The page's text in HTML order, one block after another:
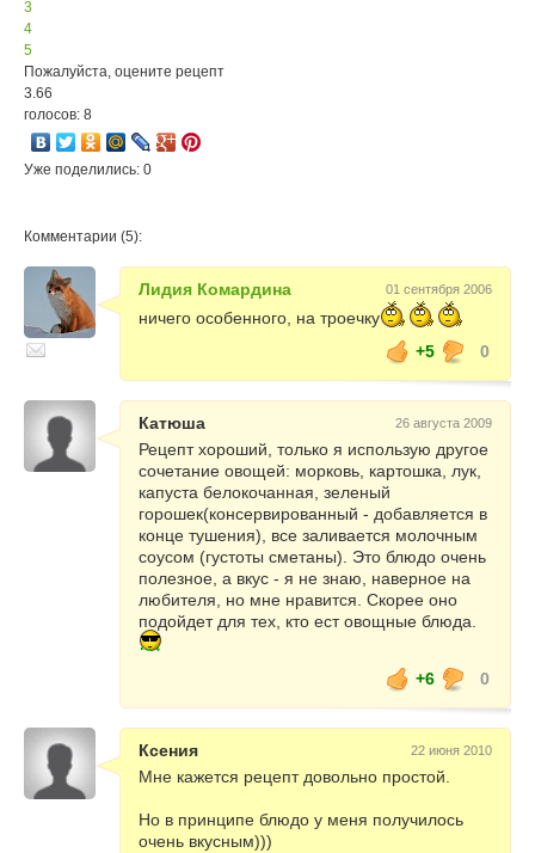
3
4
5
Пожалуйста, оцените рецепт
3.66
голосов: 8
Уже поделились: 0
Комментарии (5):
Лидия Комардина 01 сентября 2006
ничего особенного, на троечку
+5
0
Катюша 26 августа 2009
Рецепт хороший, только я использую другое
сочетание овощей: морковь, картошка, лук,
капуста белокочанная, зеленый
горошек(консервированный - добавляется в
конце тушения), все заливается молочным
соусом (густоты сметаны). Это блюдо очень
полезное, а вкус - я не знаю, наверное на
любителя, но мне нравится. Скорее оно
подойдет для тех, кто ест овощные блюда.
+6 0
Ксения 22 июня 2010
Мне кажется рецепт довольно простой.
Но в принципе блюдо у меня получилось
очень вкусным)))